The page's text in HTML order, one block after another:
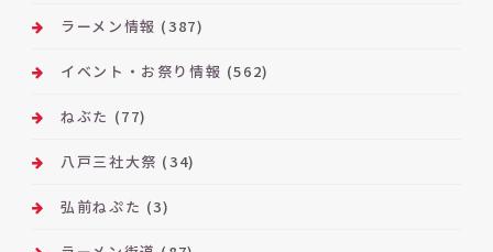
ラーメン情報 (387)
イベント・お祭り情報 (562)
ねぶた (77)
八戸三社大祭 (34)
弘前ねぷた (3)